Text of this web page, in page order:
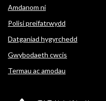
Dolenni
Amdanom ni
Polisi preifatrwydd
Datganiad hygyrchedd
Gwybodaeth cwcis
Termau ac amodau